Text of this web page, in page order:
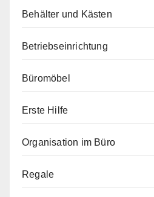
Behälter und Kästen
Betriebseinrichtung
Büromöbel
Erste Hilfe
Organisation im Büro
Regale